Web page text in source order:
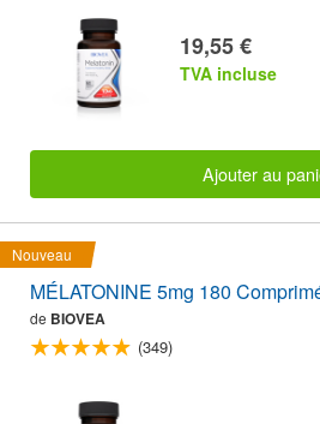
19,55 €
TVA incluse
Ajouter au
Nouveau
MÉLATONINE 5mg 180
de BIOVEA
(349)